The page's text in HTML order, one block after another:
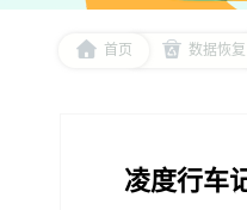
首页 数据恢复
凌度行车